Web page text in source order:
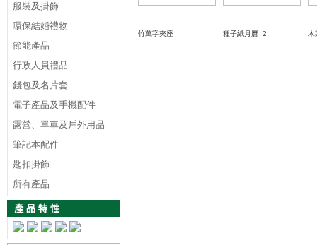
服裝及掛飾
環保結婚禮物
節能產品
行政人員禮品
錢包及名片套
電子產品及手機配件
露營、單車及戶外用品
筆記本配件
匙扣掛飾
所有產品
竹萬字夾座 種子紙月曆_2 木